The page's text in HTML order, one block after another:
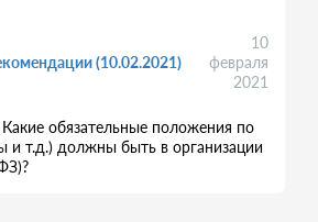
(10.02.2021)
10
февраля
2021
обязательные положения по
и т.д.) должны быть в организации